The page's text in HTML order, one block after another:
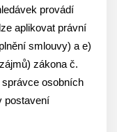
provádí
aplikovat právní
smlouvy) a e)
zákona č.
osobních
postavení